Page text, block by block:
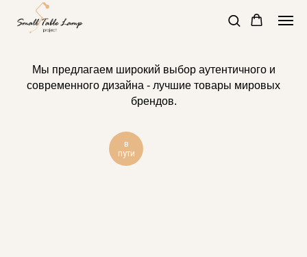
Мы предлагаем широкий выбор аутентичного и
современного дизайна - лучшие товары мировых
брендов.
в
пути